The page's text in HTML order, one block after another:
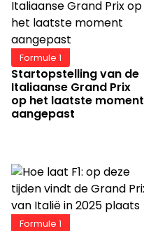
Formule 1
Startopstelling van de
Italiaanse Grand Prix
op het laatste moment
aangepast
Formule 1